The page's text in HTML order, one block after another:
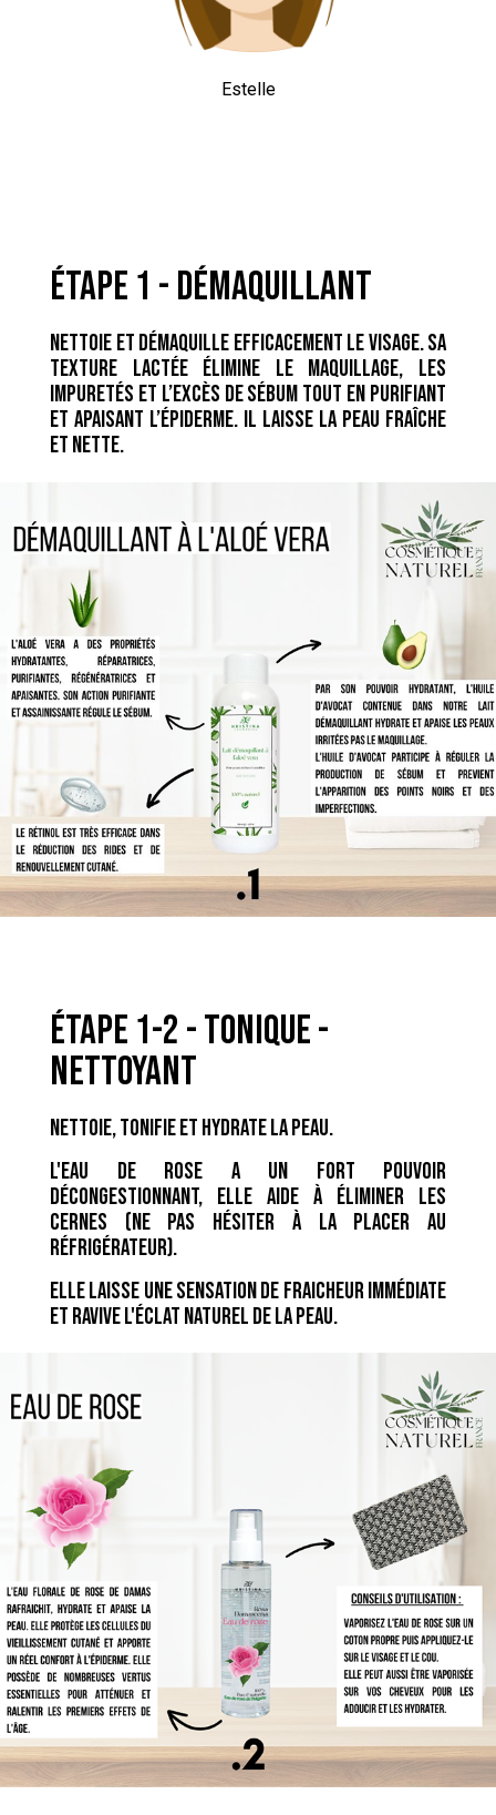
Estelle
étape 1 - démaquillant
Nettoie et démaquille efficacement le visage. Sa
texture lactée élimine le maquillage, les
impuretés et l’excès de sébum tout en purifiant
et apaisant l’épiderme. Il laisse la peau fraîche
et nette.
étape 1-2 - TONIQUE -
NETTOYANT
Nettoie, tonifie et hydrate la peau.
L'eau de rose a un fort pouvoir
décongestionnant, elle aide à éliminer les
cernes (ne pas hésiter à la placer au
réfrigérateur).
Elle laisse une sensation de fraicheur immédiate
et ravive l'éclat naturel de la peau.